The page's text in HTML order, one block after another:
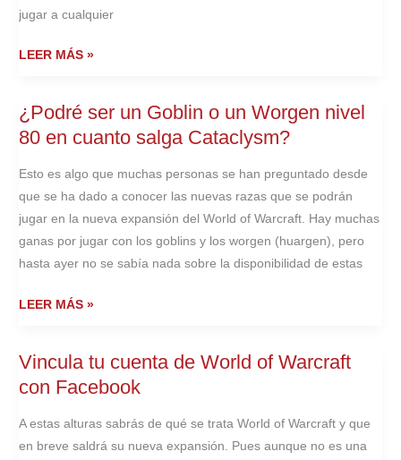
jugar a cualquier
YO
JUGAR
EN
UNA
PANTALLA
DE
PULGADAS
LEER MÁS »
¿Podré ser un Goblin o un Worgen nivel
80 en cuanto salga Cataclysm?
Esto es algo que muchas personas se han preguntado desde
que se ha dado a conocer las nuevas razas que se podrán
jugar en la nueva expansión del World of Warcraft. Hay muchas
ganas por jugar con los goblins y los worgen (huargen), pero
hasta ayer no se sabía nada sobre la disponibilidad de estas
¿PODRÉ
GOBLIN
O
LEER MÁS »
Vincula tu cuenta de World of Warcraft
con Facebook
A estas alturas sabrás de qué se trata World of Warcraft y que
en breve saldrá su nueva expansión. Pues aunque no es una